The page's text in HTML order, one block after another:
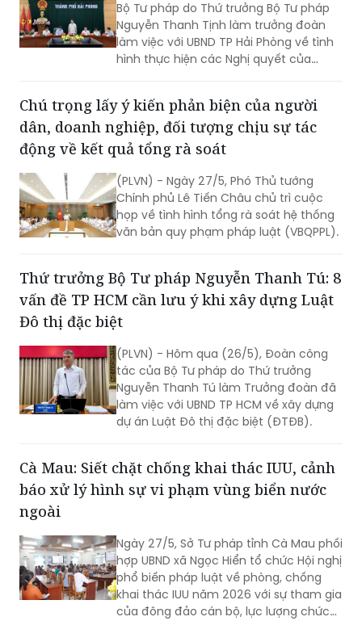
Bộ Tư pháp do Thứ trưởng Bộ Tư pháp
Nguyễn Thanh Tịnh làm trưởng đoàn
làm việc với UBND TP Hải Phòng về tình
hình thực hiện các Nghị quyết của
điều kiện kinh doanh, thực hiện quy
định pháp luật về kiểm soát TTHC và
thực hiện TTHC tại Trung tâm phục vụ
hành chính công trên địa bàn TP.
Chú trọng lấy ý kiến phản biện của người
dân, doanh nghiệp, đối tượng chịu sự tác
động về kết quả tổng rà soát
(PLVN) - Ngày 27/5, Phó Thủ tướng
Chính phủ Lê Tiến Châu chủ trì cuộc
họp về tình hình tổng rà soát hệ thống
văn bản quy phạm pháp luật (VBQPPL).
Thứ trưởng Bộ Tư pháp Nguyễn Thanh Tú: 8
vấn đề TP HCM cần lưu ý khi xây dựng Luật
Đô thị đặc biệt
(PLVN) - Hôm qua (26/5), Đoàn công
tác của Bộ Tư pháp do Thứ trưởng
Nguyễn Thanh Tú làm Trưởng đoàn đã
làm việc với UBND TP HCM về xây dựng
dự án Luật Đô thị đặc biệt (ĐTĐB).
Cà Mau: Siết chặt chống khai thác IUU, cảnh
báo xử lý hình sự vi phạm vùng biển nước
ngoài
Ngày 27/5, Sở Tư pháp tỉnh Cà Mau phối
hợp UBND xã Ngọc Hiển tổ chức Hội nghị
phổ biến pháp luật về phòng, chống
khai thác IUU năm 2026 với sự tham gia
của đông đảo cán bộ, lực lượng chức